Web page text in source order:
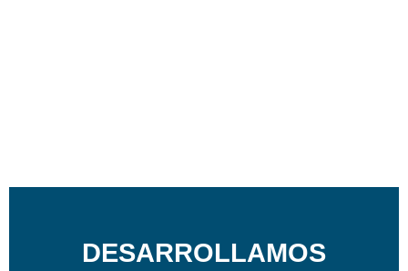
DESARROLLAMOS